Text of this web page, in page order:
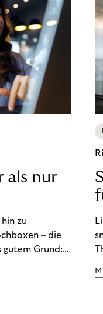
als nur
zu
– die
Grund:
und